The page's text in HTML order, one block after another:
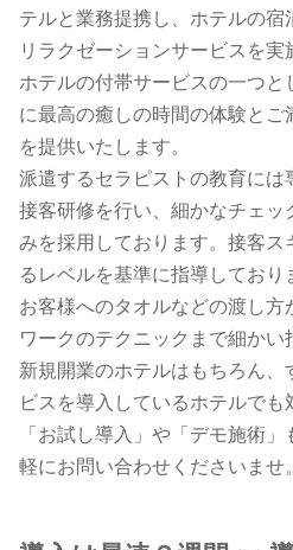
テルと業務提携し、ホテルの
リラクゼーションサービスを実
ホテルの付帯サービスの一つ
に最高の癒しの時間の体験と
を提供いたします。
派遣するセラピストの教育には
接客研修を行い、細かなチェ
みを採用しております。接客ス
るレベルを基準に指導しており
お客様へのタオルなどの渡し
ワークのテクニックまで細かい
新規開業のホテルはもちろん
ビスを導入しているホテルでも
「お試し導入」や「デモ施術
軽にお問い合わせくださいませ。